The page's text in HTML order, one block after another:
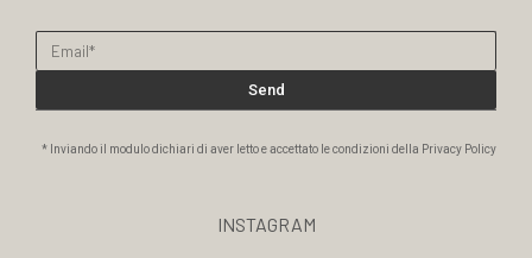
Send
* Inviando il modulo dichiari di aver letto e accettato le condizioni della Privacy Policy
INSTAGRAM